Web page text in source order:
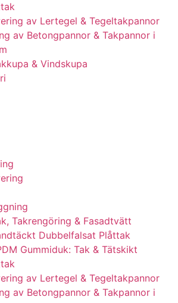
av Lertegel & Tegeltakpannor
av Betongpannor & Takpannor i
& Vindskupa
Takrengöring & Fasadtvätt
Dubbelfalsat Plåttak
Gummiduk: Tak & Tätskikt
av Lertegel & Tegeltakpannor
av Betongpannor & Takpannor i